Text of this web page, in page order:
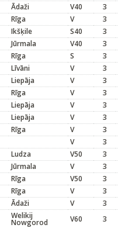
Ādaži V40 3
Rīga V 3
Ikšķile S40 3
Jūrmala V40 3
Rīga S 3
Līvāni V 3
Liepāja V 3
Rīga V 3
Liepāja V 3
Liepāja V 3
Rīga V 3
V 3
Ludza V50 3
Jūrmala V 3
Rīga V50 3
Rīga V 3
Ādaži V 3
Welikij
Nowgorod V60 3